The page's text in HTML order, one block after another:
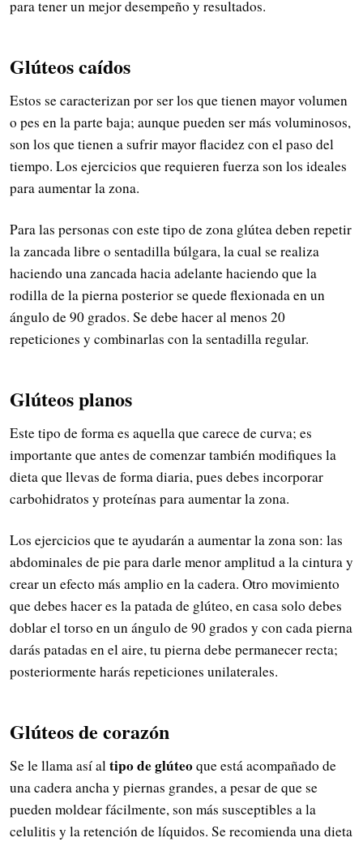
para tener un mejor desempeño y resultados.
Glúteos caídos
Estos se caracterizan por ser los que tienen mayor volumen
o pes en la parte baja; aunque pueden ser más voluminosos,
son los que tienen a sufrir mayor flacidez con el paso del
tiempo. Los ejercicios que requieren fuerza son los ideales
para aumentar la zona.
Para las personas con este tipo de zona glútea deben repetir
la zancada libre o sentadilla búlgara, la cual se realiza
haciendo una zancada hacia adelante haciendo que la
rodilla de la pierna posterior se quede flexionada en un
ángulo de 90 grados. Se debe hacer al menos 20
repeticiones y combinarlas con la sentadilla regular.
Glúteos planos
Este tipo de forma es aquella que carece de curva; es
importante que antes de comenzar también modifiques la
dieta que llevas de forma diaria, pues debes incorporar
carbohidratos y proteínas para aumentar la zona.
Los ejercicios que te ayudarán a aumentar la zona son: las
abdominales de pie para darle menor amplitud a la cintura y
crear un efecto más amplio en la cadera. Otro movimiento
que debes hacer es la patada de glúteo, en casa solo debes
doblar el torso en un ángulo de 90 grados y con cada pierna
darás patadas en el aire, tu pierna debe permanecer recta;
posteriormente harás repeticiones unilaterales.
Glúteos de corazón
Se le llama así altipo de glúteoque está acompañado de
una cadera ancha y piernas grandes, a pesar de que se
pueden moldear fácilmente, son más susceptibles a la
celulitis y la retención de líquidos. Se recomienda una dieta